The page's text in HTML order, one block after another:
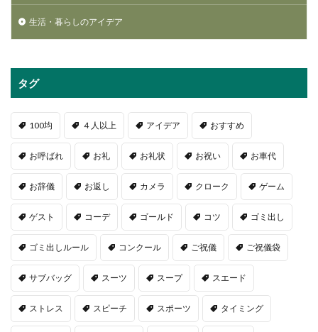
生活・暮らしのアイデア
タグ
100均 ４人以上 アイデア おすすめ
お呼ばれ お礼 お礼状 お祝い お車代
お辞儀 お返し カメラ クローク ゲーム
ゲスト コーデ ゴールド コツ ゴミ出し
ゴミ出しルール コンクール ご祝儀 ご祝儀袋
サブバッグ スーツ スープ スエード
ストレス スピーチ スポーツ タイミング